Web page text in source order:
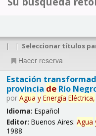
| | Seleccionar títulos
Hacer reserva
Estación
provincia deRío
por Agua y Energía Eléctrica,
Idioma: Español
Editor: Buenos Aires: Agua
1988